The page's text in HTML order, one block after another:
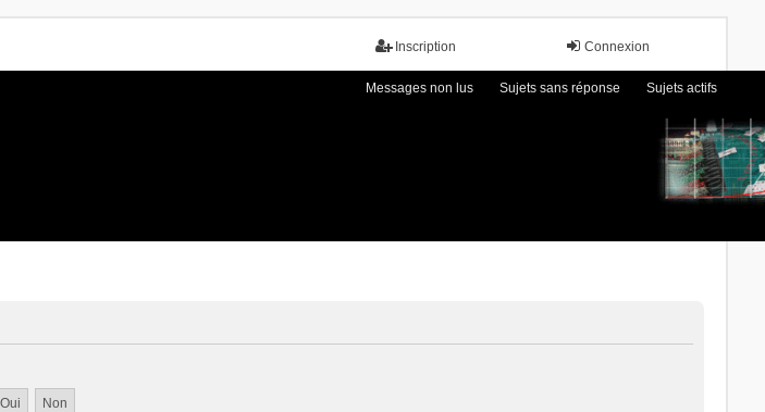
Connexion
Inscription
Messages non lus Sujets sans réponse Sujets actifs